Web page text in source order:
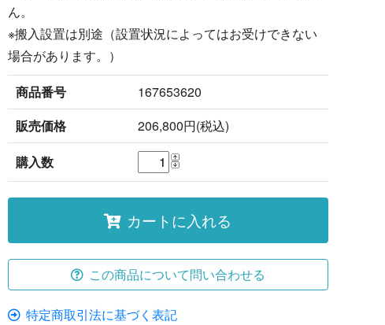
ん。
※搬入設置は別途（設置状況によってはお受けできない
場合があります。）
商品番号
167653620
販売価格
206,800円(税込)
購入数
カートに入れる
この商品について問い合わせる
特定商取引法に基づく表記